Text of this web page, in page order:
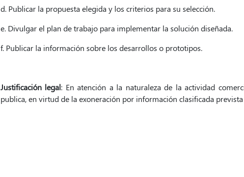
d. Publicar la propuesta elegida y los criterios para su selección.
e. Divulgar el plan de trabajo para implementar la solución diseñada.
f. Publicar la información sobre los desarrollos o prototipos.
Justificación legal: En atención a la naturaleza de la actividad
publica, en virtud de la exoneración por información clasificada